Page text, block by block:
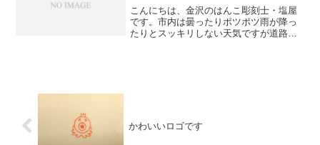
こんにちは、金沢のはんこ彫刻士・塩屋
です。市内は曇ったりポツポツ雨が降っ
たりとスッキリしない天気ですが道路に
かわいいロゴです